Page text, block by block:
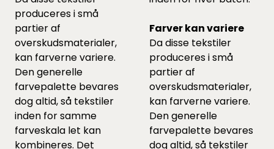
produceres i små
partier af
overskudsmaterialer,
kan farverne variere.
Den generelle
farvepalette bevares
dog altid, så tekstiler
inden for samme
farveskala let kan
kombineres. Det
Farver kan variere
Da disse tekstiler
produceres i små
partier af
overskudsmaterialer,
kan farverne variere.
Den generelle
farvepalette bevares
dog altid, så tekstiler